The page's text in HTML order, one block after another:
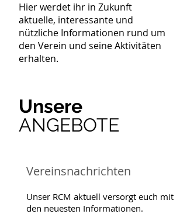
Hier werdet ihr in Zukunft
aktuelle, interessante und
nützliche Informationen rund um
den Verein und seine Aktivitäten
erhalten.
Unsere
ANGEBOTE
Vereinsnachrichten
Unser RCM aktuell versorgt euch mit
den neuesten Informationen.